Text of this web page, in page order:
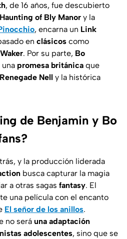
, de 16 años, fue descubierto
of Bly Manor y la
, encarna un Link
en clásicos como
. Por su parte, Bo
una promesa británica que
Renegade Nell y la histórica
de Benjamin y Bo
y la producción liderada
busca capturar la magia
a otras sagas fantasy. El
una película con el encanto
El señor de los anillos.
no será una adaptación
adolescentes, sino que se